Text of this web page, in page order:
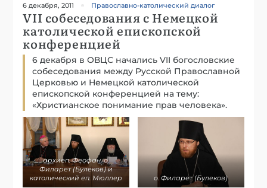
6 декабря, 2011 Православно-католический диалог
VII собеседования с Немецкой
католической епископской
конференцией
6 декабря в ОВЦС начались VII богословские
собеседования между Русской Православной
Церковью и Немецкой католической
епископской конференцией на тему:
«Христианское понимание прав человека».
архиеп. Феофан, о.
Филарет (Булеков) и
католический еп. Мюллер
о. Филарет (Булеков)